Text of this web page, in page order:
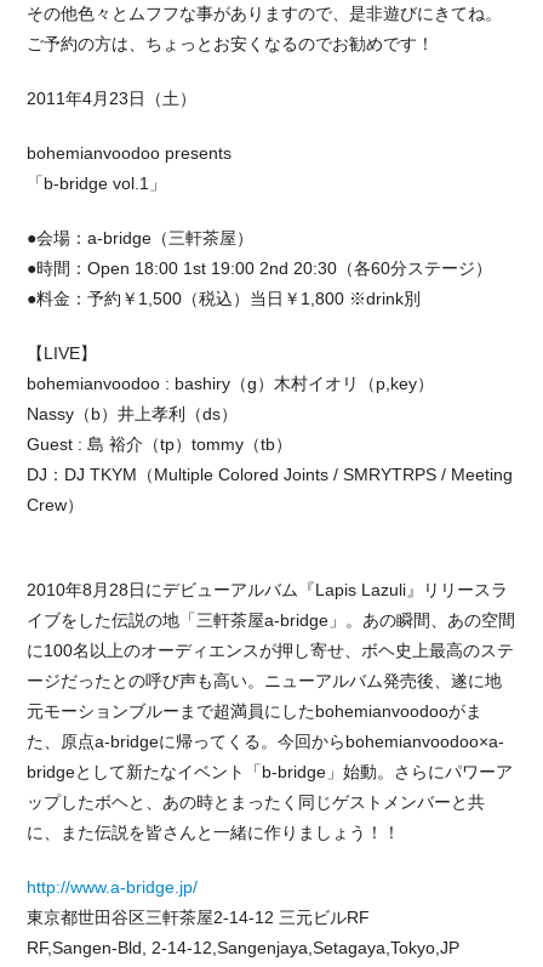
その他色々とムフフな事がありますので、是非遊びにきてね。
ご予約の方は、ちょっとお安くなるのでお勧めです！
2011年4月23日（土）
bohemianvoodoo presents
「b-bridge vol.1」
●会場：a-bridge（三軒茶屋）
●時間：Open 18:00 1st 19:00 2nd 20:30（各60分ステージ）
●料金：予約￥1,500（税込）当日￥1,800 ※drink別
【LIVE】
bohemianvoodoo : bashiry（g）木村イオリ（p,key）
Nassy（b）井上孝利（ds）
Guest : 島 裕介（tp）tommy（tb）
DJ：DJ TKYM（Multiple Colored Joints / SMRYTRPS / Meeting
Crew）
2010年8月28日にデビューアルバム『Lapis Lazuli』リリースラ
イブをした伝説の地「三軒茶屋a-bridge」。あの瞬間、あの空間
に100名以上のオーディエンスが押し寄せ、ボヘ史上最高のステ
ージだったとの呼び声も高い。ニューアルバム発売後、遂に地
元モーションブルーまで超満員にしたbohemianvoodooがま
た、原点a-bridgeに帰ってくる。今回からbohemianvoodoo×a-
bridgeとして新たなイベント「b-bridge」始動。さらにパワーア
ップしたボヘと、あの時とまったく同じゲストメンバーと共
に、また伝説を皆さんと一緒に作りましょう！！
http://www.a-bridge.jp/
東京都世田谷区三軒茶屋2-14-12 三元ビルRF
RF,Sangen-Bld, 2-14-12,Sangenjaya,Setagaya,Tokyo,JP